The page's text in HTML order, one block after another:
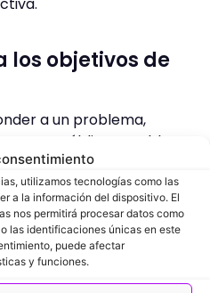
utilizamos tecnologías como las
a la información del dispositivo. El
nos permitirá procesar datos como
las identificaciones únicas en este
puede afectar
y funciones.
los objetivos de
a un problema,
tu público. Establece
el motor de tu
claro, escribe qué
de él.
a tu cliente, pero…